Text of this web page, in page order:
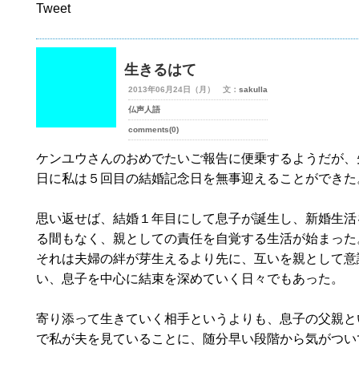
Tweet
生きるはて
2013年06月24日（月） 文： sakulla
仏声人語
comments(0)
ケンユウさんのおめでたいご報告に便乗するようだが
日に私は５回目の結婚記念日を無事迎えることができ
思い返せば、結婚１年目にして息子が誕生し、新婚生
る間もなく、親としての責任を自覚する生活が始まっ
それは夫婦の絆が芽生えるより先に、互いを親として
い、息子を中心に結束を深めていく日々でもあった。
寄り添って生きていく相手というよりも、息子の父親
で私が夫を見ていることに、随分早い段階から気がつ